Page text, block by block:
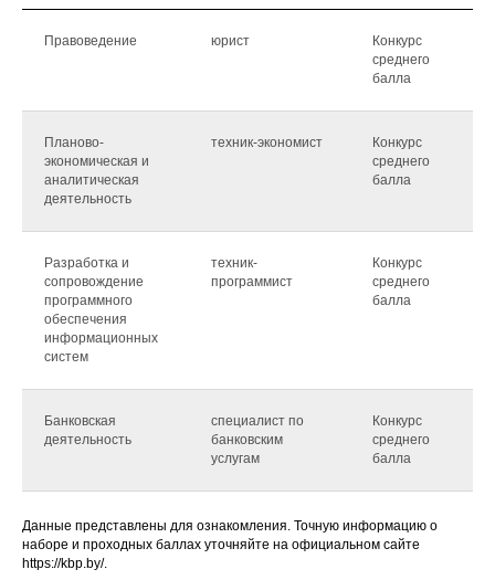
Правоведение юрист
Конкурс
среднего
балла
Планово-
экономическая и
аналитическая
деятельность
техник-экономист
Конкурс
среднего
балла
Разработка и
сопровождение
программного
обеспечения
информационных
систем
техник-
программист
Конкурс
среднего
балла
Банковская
деятельность
специалист по
банковским
услугам
Конкурс
среднего
балла
Данные представлены для ознакомления. Точную информацию о
наборе и проходных баллах уточняйте на официальном сайте
https://kbp.by/.